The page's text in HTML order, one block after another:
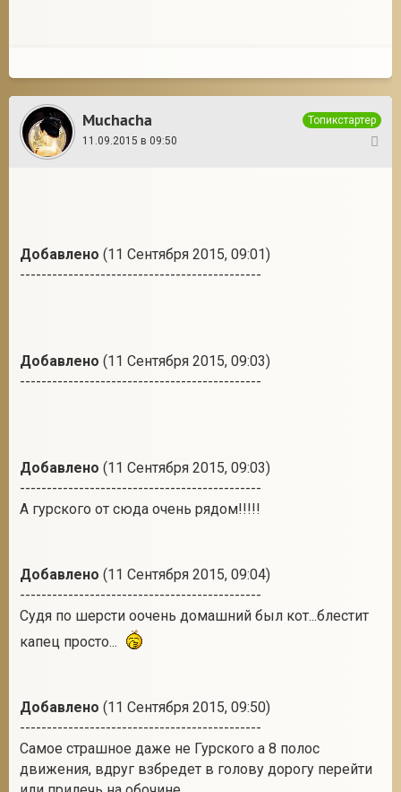
Muchacha
Топикстартер
11.09.2015 в 09:50
Добавлено (11 Сентября 2015, 09:01)
---------------------------------------------
Добавлено (11 Сентября 2015, 09:03)
---------------------------------------------
Добавлено (11 Сентября 2015, 09:03)
---------------------------------------------
А гурского от сюда очень рядом!!!!!
Добавлено (11 Сентября 2015, 09:04)
---------------------------------------------
Судя по шерсти оочень домашний был кот...блестит
капец просто...
Добавлено (11 Сентября 2015, 09:50)
---------------------------------------------
Самое страшное даже не Гурского а 8 полос
движения, вдруг взбредет в голову дорогу перейти